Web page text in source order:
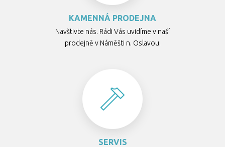
KAMENNÁ PRODEJNA
Navštivte nás. Rádi Vás uvidíme v naší
prodejně v Náměšti n. Oslavou.
SERVIS